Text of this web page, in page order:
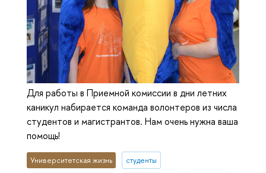
Для работы в Приемной комиссии в дни летних
каникул набирается команда волонтеров из числа
студентов и магистрантов. Нам очень нужна ваша
помощь!
Университетская жизнь студенты